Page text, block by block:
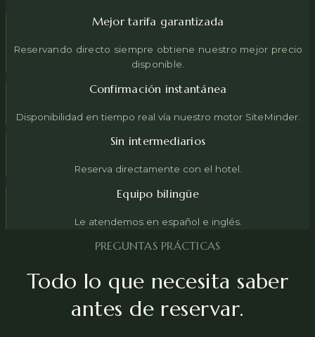
Mejor tarifa garantizada
Reservando directo siempre obtiene nuestro mejor precio
disponible.
Confirmación instantánea
Disponibilidad en tiempo real vía nuestro motor SiteMinder.
Sin intermediarios
Reserva directamente con el hotel.
Equipo bilingüe
Le atendemos en español e inglés.
PREGUNTAS PRÁCTICAS
Todo lo que necesita saber
antes de reservar.